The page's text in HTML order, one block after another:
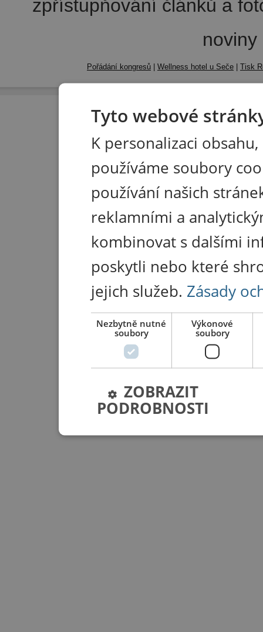
zpřístupňování článků a
Pořádání kongresů | Wellness hotel u Seče | Tisk
Tyto webové
K personalizaci
používáme soubory
používání našich
reklamními a
kombinovat s dalšími
poskytli nebo které
jejich služeb. Zásady
Nezbytně nutné
soubory
Výkonové
soubory
ZOBRAZIT
PODROBNOSTI